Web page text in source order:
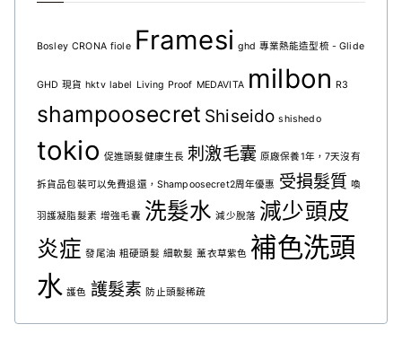
Bosley CRONA fiole Framesi ghd 專業熱能造型梳 - Glide
GHD 現貨 hktv label Living Proof MEDAVITA milbon R3
shampoosecret Shiseido shishedo
tokio 促進頭髮健康生長 刺激毛囊 原廠保養1年，7天沒有
拆貨品包裝可以免費退還，Shampoosecret2周年優惠 受損髮質 喚
羽護凝脂髮素 增強毛囊 洗髮水 減少脫落 減少頭皮
炎症 發尾油 粗硬頭髮 細軟髮 薰衣草紫色 補色洗頭
水 護色 護髮素 防止頭髮稀疏